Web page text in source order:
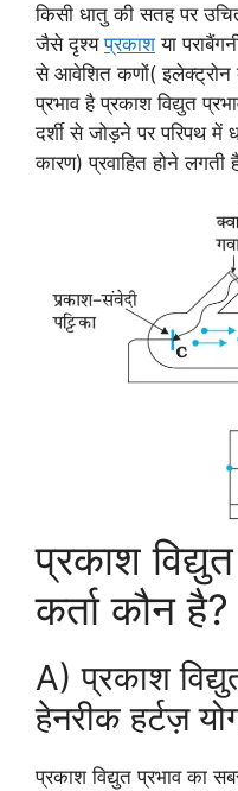
किसी धातु की सतह पर
जैसे दृश्यप्रकाशया
से आवेशित कणों( इलेक्ट्रोन
प्रभाव है प्रकाश विद्युत
दर्शी से जोड़ने पर परिपथ में
कारण) प्रवाहित होने लगती
प्रकाश
कर्ता कौन है?
A) प्रकाश
हेनरीक हर्टज़
प्रकाश विद्युत प्रभाव का